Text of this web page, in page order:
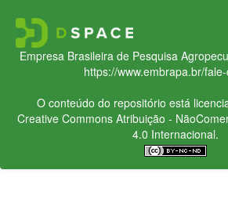
Empresa Brasileira de Pesquisa
https://www.embrapa.br/
O conteúdo do repositório está
Creative CommonsAtribuição -
4.0 Internacional.